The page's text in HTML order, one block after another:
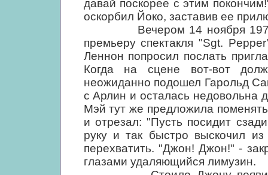
давай поскорее с этим
оскорбил Йоко, заставив ее
Вечером 14 ноября 1974
премьеру спектакля "Sgt.
Леннон попросил послать
Когда на сцене вот-вот
неожиданно подошел Гарольд
с Арлин и осталась недовольна
Мэй тут же предложила
и отрезал: "Пусть посидит
руку и так быстро выскочил
перехватить. "Джон! Джон!" -
глазами удаляющийся лимузин.